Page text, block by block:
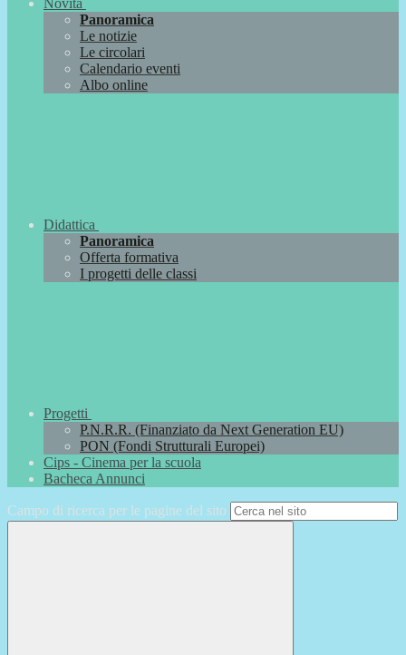
Novità
Panoramica
Le notizie
Le circolari
Calendario eventi
Albo online
Didattica
Panoramica
Offerta formativa
I progetti delle classi
Progetti
P.N.R.R. (Finanziato da Next Generation EU)
PON (Fondi Strutturali Europei)
Cips - Cinema per la scuola
Bacheca Annunci
Campo di ricerca per le pagine del sito